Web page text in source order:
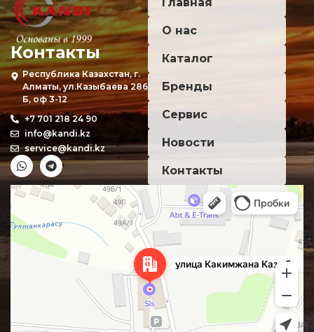
Контакты
Республика Казахстан, г.
Алматы, ул.Казыбаева 286
Б, оф 3-12
+7 701 218 24 90
info@kandi.kz
service@kandi.kz
О нас
Каталог
Бренды
Сервис
Новости
Контакты
Алматы
Улица Какимжана Казыбаева, 286Б — Яндекс Карты